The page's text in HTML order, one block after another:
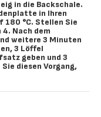
in die Backschale.
in Ihren
180 °C. Stellen Sie
Nach dem
weitere 3 Minuten
3 Löffel
geben und 3
diesen Vorgang,